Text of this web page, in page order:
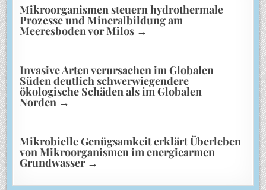
Mikroorganismen steuern hydrothermale
Prozesse und Mineralbildung am
Meeresboden vor Milos →
Invasive Arten verursachen im Globalen
Süden deutlich schwerwiegendere
ökologische Schäden als im Globalen
Norden →
Mikrobielle Genügsamkeit erklärt Überleben
von Mikroorganismen im energiearmen
Grundwasser →